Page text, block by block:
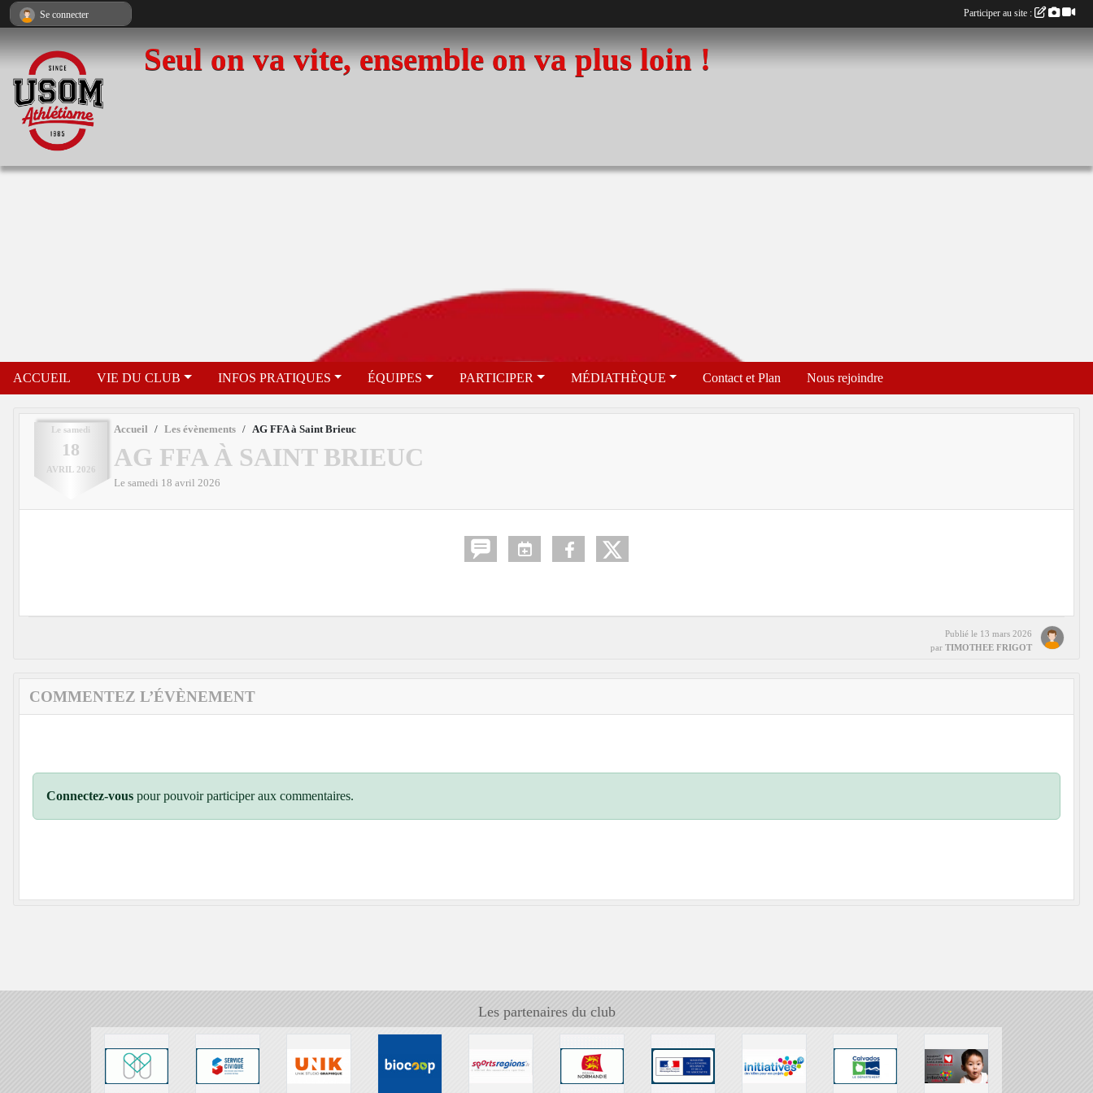
Seul on va vite, ensemble on va plus loin !
ACCUEIL VIE DU CLUB INFOS PRATIQUES ÉQUIPES PARTICIPER MÉDIATHÈQUE Contact et Plan Nous rejoindre
Le samedi
18
AVRIL 2026
Accueil Les évènements AG FFA à Saint Brieuc
AG FFA À SAINT BRIEUC
Le samedi 18 avril 2026
Publié le 13 mars 2026
par TIMOTHEE FRIGOT
COMMENTEZ L’ÉVÈNEMENT
Connectez-vous pour pouvoir participer aux commentaires.
Les partenaires du club
Se connecter Participer au site :
Panneau de gestion des cookies